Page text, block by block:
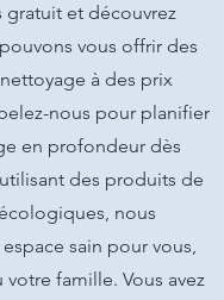
gratuit et découvrez
vous offrir des
à des prix
nous pour planifier
en profondeur dès
des produits de
nous
sain pour vous,
famille. Vous avez